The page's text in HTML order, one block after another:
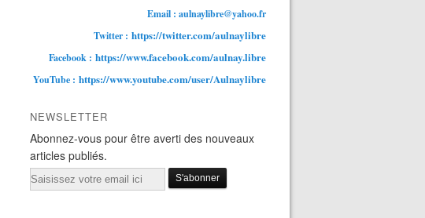
Email : aulnaylibre@yahoo.fr
Twitter : https://twitter.com/aulnaylibre
Facebook : https://www.facebook.com/aulnay.libre
YouTube : https://www.youtube.com/user/Aulnaylibre
NEWSLETTER
Abonnez-vous pour être averti des nouveaux
articles publiés.
Email